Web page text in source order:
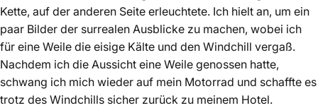
Kette, auf der anderen Seite erleuchtete. Ich hielt an, um ein
paar Bilder der surrealen Ausblicke zu machen, wobei ich
für eine Weile die eisige Kälte und den Windchill vergaß.
Nachdem ich die Aussicht eine Weile genossen hatte,
schwang ich mich wieder auf mein Motorrad und schaffte es
trotz des Windchills sicher zurück zu meinem Hotel.